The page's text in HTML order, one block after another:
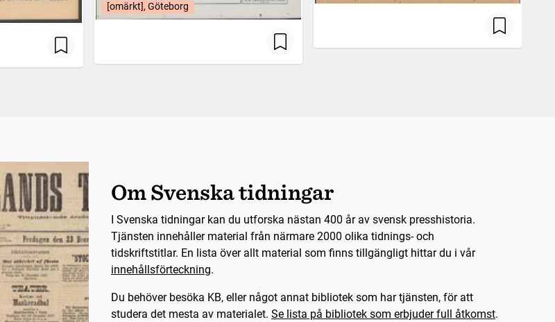
[omärkt], Göteborg
Om Svenska tidningar
I Svenska tidningar kan du utforska nästan 400 år av svensk presshistoria.
Tjänsten innehåller material från närmare 2000 olika tidnings- och
tidskriftstitlar. En lista över allt material som finns tillgängligt hittar du i vår
innehållsförteckning.
Du behöver besöka KB, eller något annat bibliotek som har tjänsten, för att
studera det mesta av materialet. Se lista på bibliotek som erbjuder full åtkomst.